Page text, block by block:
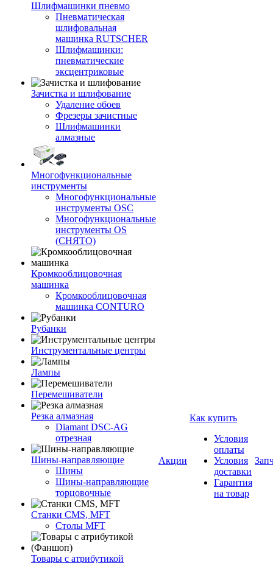
Шлифмашинки пневмо
Пневматическая
шлифовальная
машинка RUTSCHER
Шлифмашинки:
пневматические
эксцентриковые
Зачистка и шлифование
Удаление обоев
Фрезеры зачистные
Шлифмашинки
алмазные
Многофункциональные
инструменты
Многофункциональные
инструменты OSC
Многофункциональные
инструменты OS
(СНЯТО)
Кромкооблицовочная
машинка
Кромкооблицовочная
машинка CONTURO
Рубанки
Инструментальные центры
Лампы
Перемешиватели
Резка алмазная
Diamant DSC-AG
отрезная
Шины-направляющие
Шины
Шины-направляющие
торцовочные
Станки CMS, MFT
Столы MFT
Товары с атрибутикой
Акции
Как купить
Условия
оплаты
Условия
доставки
Гарантия
на товар